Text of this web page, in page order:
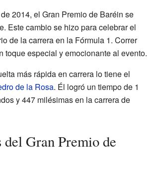
2014, el Gran Premio de Baréin se
Este cambio se hizo para celebrar el
de la carrera en la Fórmula 1. Correr
toque especial y emocionante al evento.
más rápida en carrera lo tiene el
de la Rosa. Él logró un tiempo de 1
y 447 milésimas en la carrera de
del Gran Premio de